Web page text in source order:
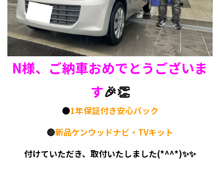
N様、ご納車おめでとうございま
す🎉👏
🟠1年保証付き安心パック
🔴新品ケンウッドナビ・TVキット
付けていただき、取付いたしました(*^^*)✨✨